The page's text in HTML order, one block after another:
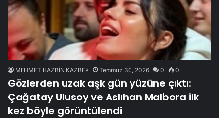
MEHMET HAZBİN KAZBEK Temmuz 30, 2026 0 0
Gözlerden uzak aşk gün yüzüne çıktı:
Çağatay Ulusoy ve Aslıhan Malbora ilk
kez böyle görüntülendi